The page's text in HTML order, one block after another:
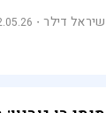
"אנחנו בשטח
שיראל דילר